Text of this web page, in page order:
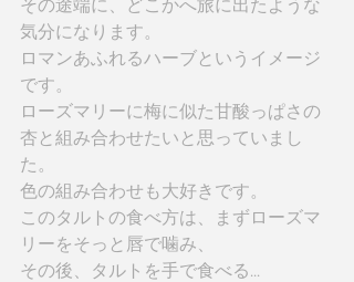
その途端に、どこかへ旅に出たような
気分になります。
ロマンあふれるハーブというイメージ
です。
ローズマリーに梅に似た甘酸っぱさの
杏と組み合わせたいと思っていまし
た。
色の組み合わせも大好きです。
このタルトの食べ方は、まずローズマ
リーをそっと唇で噛み、
その後、タルトを手で食べる...